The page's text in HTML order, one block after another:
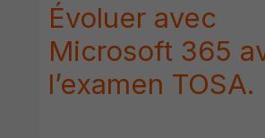
Évoluer avec
Microsoft 365
l’examen TOSA.